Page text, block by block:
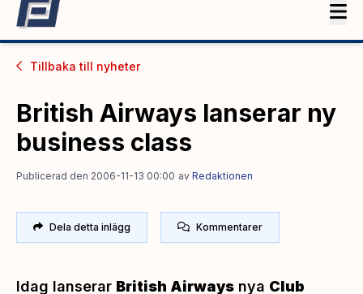
Tillbaka till nyheter
British Airways lanserar ny
business class
Publicerad den 2006-11-13 00:00 av Redaktionen
Dela detta inlägg Kommentarer
Idag lanserar British Airways nya Club